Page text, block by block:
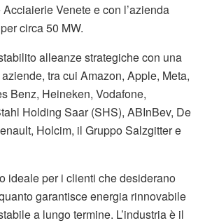
Venete e con l’azienda
circa 50 MW.
alleanze strategiche con una
tra cui Amazon, Apple, Meta,
Benz, Heineken, Vodafone,
Holding Saar (SHS), ABInBev, De
Holcim, il Gruppo Salzgitter e
ideale per i clienti che desiderano
garantisce energia rinnovabile
a lungo termine. L’industria è il